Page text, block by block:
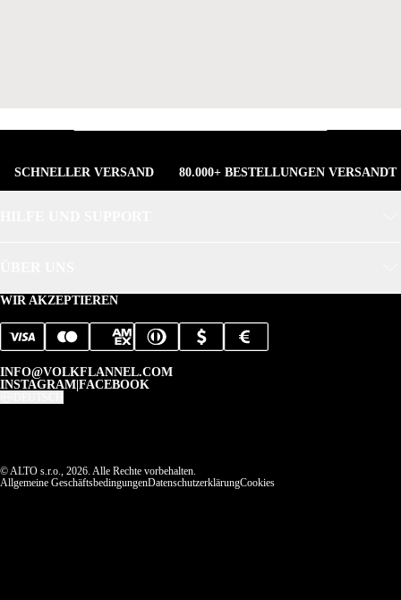
SCHNELLER VERSAND 80.000+ BESTELLUNGEN VERSANDT
WIR AKZEPTIEREN
INFO@VOLKFLANNEL.COM
INSTAGRAM FACEBOOK
© ALTO s.r.o., 2026. Alle Rechte vorbehalten.
Allgemeine GeschäftsbedingungenDatenschutzerklärungCookies